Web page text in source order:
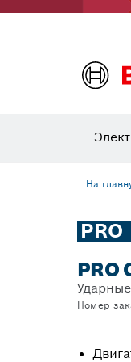
На
PRO
PRO
Номер